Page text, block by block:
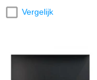
Vergelijk